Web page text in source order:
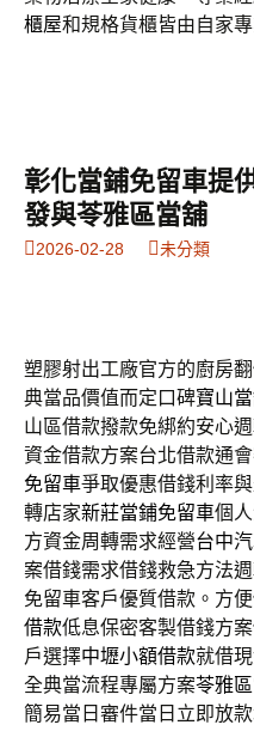
櫃屋和規格貨櫃皆由自家專
彰化當鋪免留車提
發與苓雅區當舖
2026-02-28 未分類
塑膠射出工廠官方的廚房
典當品價值而定口碑寶山
山區借款撥款免綁約安心
資金借款方案台北借款通
免留車爭取優惠借錢利率
轉店家新莊當鋪免留車個
方資金周轉需求經營台中
案借錢需求借錢救急方法
免留車客戶優質借款。方
借款低息保密客製借錢方
戶選擇中壢小額借款就借
全典當流程專屬方案苓雅
簡易當日審件當日立即放